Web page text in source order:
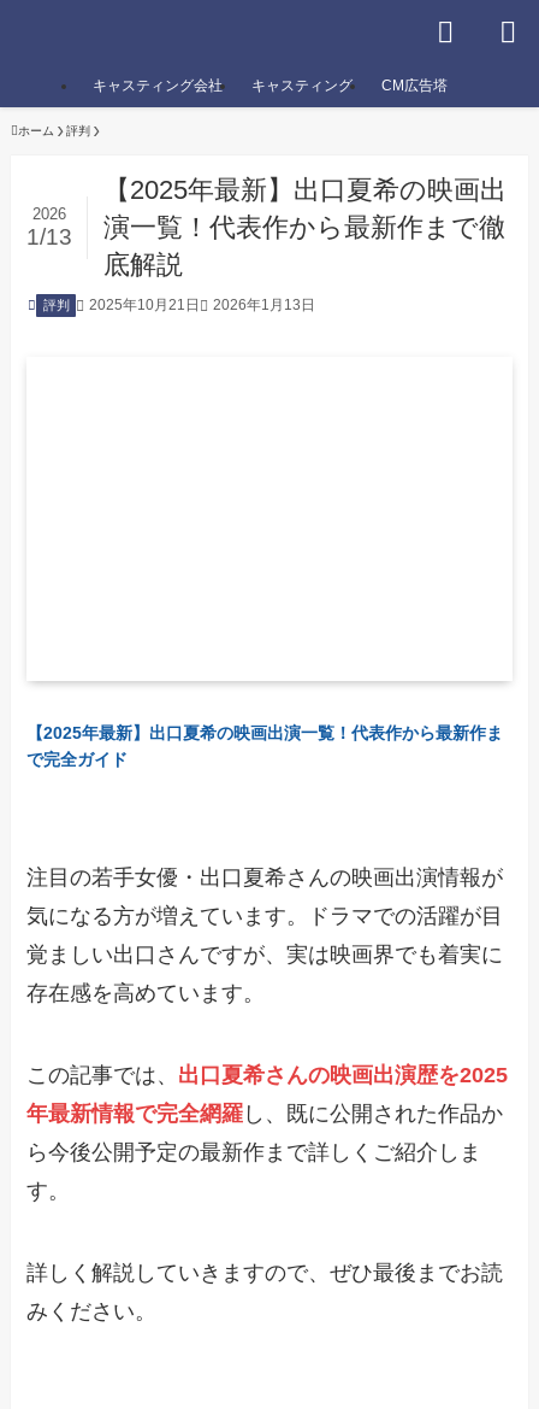
キャスティング会社 キャスティング CM広告塔
ホーム 評判
【2025年最新】出口夏希の映画出
演一覧！代表作から最新作まで徹
底解説
2026
1/13
評判 2025年10月21日 2026年1月13日
【2025年最新】出口夏希の映画出演一覧！代表作から最新作ま
で完全ガイド
注目の若手女優・出口夏希さんの映画出演情報が
気になる方が増えています。ドラマでの活躍が目
覚ましい出口さんですが、実は映画界でも着実に
存在感を高めています。
この記事では、 出口夏希さんの映画出演歴を2025
年最新情報で完全網羅 し、既に公開された作品か
ら今後公開予定の最新作まで詳しくご紹介しま
す。
詳しく解説していきますので、ぜひ最後までお読
みください。